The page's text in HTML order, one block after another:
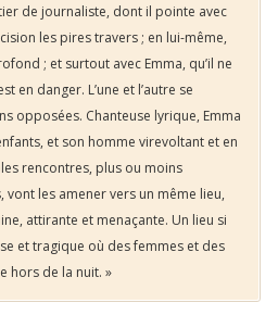
de journaliste, dont il pointe avec
les pires travers ; en lui-même,
; et surtout avec Emma, qu’il ne
en danger. L’une et l’autre se
opposées. Chanteuse lyrique, Emma
et son homme virevoltant et en
rencontres, plus ou moins
les amener vers un même lieu,
attirante et menaçante. Un lieu si
et tragique où des femmes et des
hors de la nuit. »